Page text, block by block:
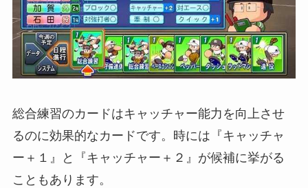
総合練習のカードはキャッチャー能力を向上させ
るのに効果的なカードです。時には『キャッチャ
ー＋１』と『キャッチャー＋２』が候補に挙がる
こともあります。